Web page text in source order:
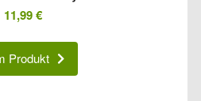
11,99€
Produkt